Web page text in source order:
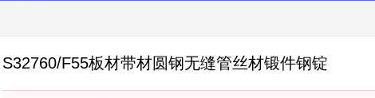
S32760/F55板材带材圆钢无缝管丝材锻件钢锭